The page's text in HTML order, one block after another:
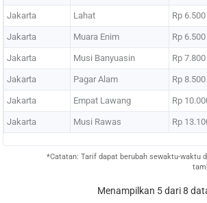
Jakarta Lahat Rp 6.500
Jakarta Muara Enim Rp 6.500
Jakarta Musi Banyuasin Rp 7.800
Jakarta Pagar Alam Rp 8.500
Jakarta Empat Lawang Rp
Jakarta Musi Rawas Rp
*Catatan: Tarif dapat berubah sewaktu-waktu
Menampilkan 5 dari 8